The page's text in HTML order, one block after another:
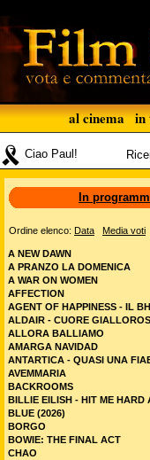
al cinema in
Ciao Paul!
In
Ordine elenco: Data Media voti
A NEW DAWN
A PRANZO LA DOMENICA
A WAR ON WOMEN
AFFECTION
AGENT OF HAPPINESS - IL
ALDAIR - CUORE
ALLORA BALLIAMO
AMARGA NAVIDAD
ANTARTICA - QUASI UNA
AVEMMARIA
BACKROOMS
BILLIE EILISH - HIT ME HARD
BLUE (2026)
BORGO
BOWIE: THE FINAL ACT
CHAO